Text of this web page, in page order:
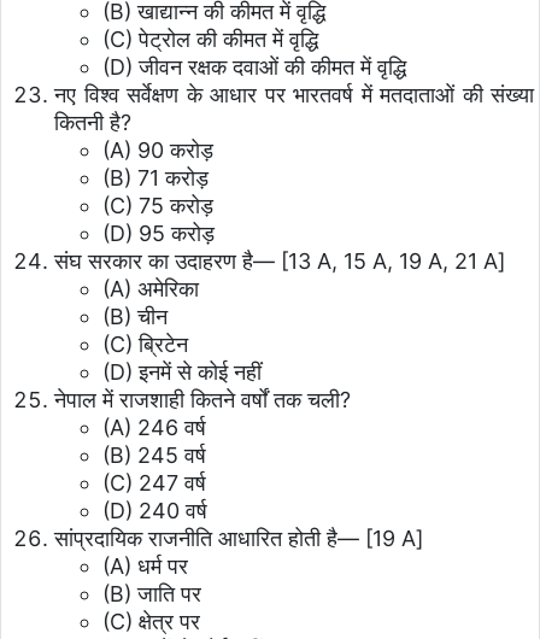
(B) खाद्यान्न की कीमत में वृद्धि
(C) पेट्रोल की कीमत में वृद्धि
(D) जीवन रक्षक दवाओं की कीमत में वृद्धि
नए विश्व सर्वेक्षण के आधार पर भारतवर्ष में मतदाताओं की संख्या
कितनी है?
(A) 90 करोड़
(B) 71 करोड़
(C) 75 करोड़
(D) 95 करोड़
संघ सरकार का उदाहरण है— [13 A, 15 A, 19 A, 21 A]
(A) अमेरिका
(B) चीन
(C) ब्रिटेन
(D) इनमें से कोई नहीं
नेपाल में राजशाही कितने वर्षों तक चली?
(A) 246 वर्ष
(B) 245 वर्ष
(C) 247 वर्ष
(D) 240 वर्ष
सांप्रदायिक राजनीति आधारित होती है— [19 A]
(A) धर्म पर
(B) जाति पर
(C) क्षेत्र पर